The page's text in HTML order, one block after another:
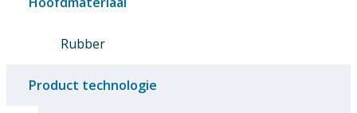
Rubber
Product technologie